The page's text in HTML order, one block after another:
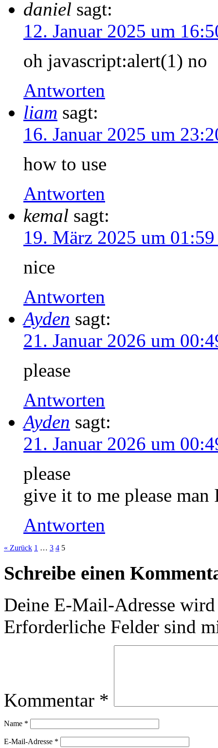
daniel sagt:
12. Januar 2025 um
oh javascript:alert(1) no
Antworten
liam sagt:
16. Januar 2025 um
how to use
Antworten
kemal sagt:
19. März 2025 um
nice
Antworten
Ayden sagt:
21. Januar 2026 um
please
Antworten
Ayden sagt:
21. Januar 2026 um
please
give it to me please man
Antworten
« Zurück 1 … 3 4 5
Schreibe einen
Deine E-Mail-Adresse
Erforderliche Felder sind
Kommentar *
Name *
E-Mail-Adresse *